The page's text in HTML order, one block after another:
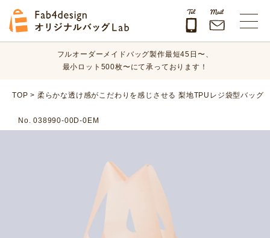
オリジナルバッグのデザイン、素材、数量、納期など、
まずはお気軽にご相談ください！
フルオーダーメイドバッグ製作最短45日〜、
最小ロット500枚〜にて承っております！
オリジナルバッグのデザイン、素材、数量、納期など、
TOP > 柔らかな透け感がこだわりを感じさせる 梨地TPUレジ袋型バッグ
No. 038990-00D-0EM